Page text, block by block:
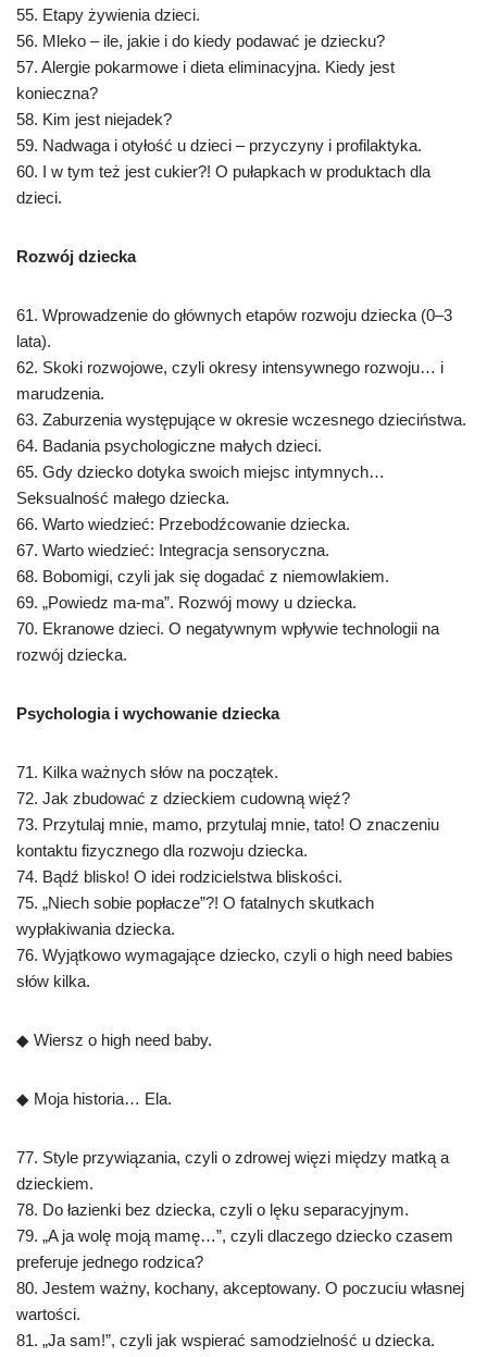
55. Etapy żywienia dzieci.
56. Mleko – ile, jakie i do kiedy podawać je dziecku?
57. Alergie pokarmowe i dieta eliminacyjna. Kiedy jest
konieczna?
58. Kim jest niejadek?
59. Nadwaga i otyłość u dzieci – przyczyny i profilaktyka.
60. I w tym też jest cukier?! O pułapkach w produktach dla
dzieci.
Rozwój dziecka
61. Wprowadzenie do głównych etapów rozwoju dziecka (0–3
lata).
62. Skoki rozwojowe, czyli okresy intensywnego rozwoju… i
marudzenia.
63. Zaburzenia występujące w okresie wczesnego dzieciństwa.
64. Badania psychologiczne małych dzieci.
65. Gdy dziecko dotyka swoich miejsc intymnych…
Seksualność małego dziecka.
66. Warto wiedzieć: Przebodźcowanie dziecka.
67. Warto wiedzieć: Integracja sensoryczna.
68. Bobomigi, czyli jak się dogadać z niemowlakiem.
69. „Powiedz ma-ma”. Rozwój mowy u dziecka.
70. Ekranowe dzieci. O negatywnym wpływie technologii na
rozwój dziecka.
Psychologia i wychowanie dziecka
71. Kilka ważnych słów na początek.
72. Jak zbudować z dzieckiem cudowną więź?
73. Przytulaj mnie, mamo, przytulaj mnie, tato! O znaczeniu
kontaktu fizycznego dla rozwoju dziecka.
74. Bądź blisko! O idei rodzicielstwa bliskości.
75. „Niech sobie popłacze”?! O fatalnych skutkach
wypłakiwania dziecka.
76. Wyjątkowo wymagające dziecko, czyli o high need babies
słów kilka.
◆ Wiersz o high need baby.
◆ Moja historia… Ela.
77. Style przywiązania, czyli o zdrowej więzi między matką a
dzieckiem.
78. Do łazienki bez dziecka, czyli o lęku separacyjnym.
79. „A ja wolę moją mamę…”, czyli dlaczego dziecko czasem
preferuje jednego rodzica?
80. Jestem ważny, kochany, akceptowany. O poczuciu własnej
wartości.
81. „Ja sam!”, czyli jak wspierać samodzielność u dziecka.